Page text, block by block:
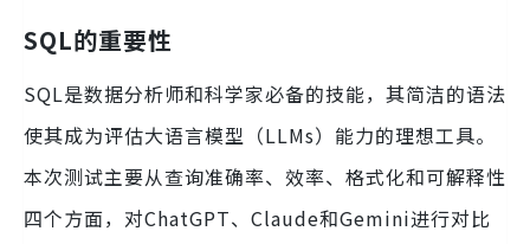
SQL的重要性
SQL是数据分析师和科学家必备的技能，其简洁的语法
使其成为评估大语言模型（LLMs）能力的理想工具。
本次测试主要从查询准确率、效率、格式化和可解释性
四个方面，对ChatGPT、Claude和Gemini进行对比